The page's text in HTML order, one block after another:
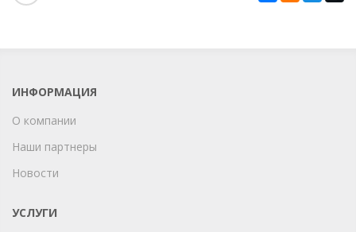
ИНФОРМАЦИЯ
О компании
Наши партнеры
Новости
УСЛУГИ